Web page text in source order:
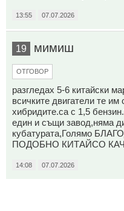
13:55 07.07.2026
19 мимиш
ОТГОВОР
разгледах 5-6 китайски
всичките двигатели те
хибридите.са с 1,5
един и същи завод,няма
кубатурата,Голямо
ПОДОБНО КИТАЙСО
14:08 07.07.2026